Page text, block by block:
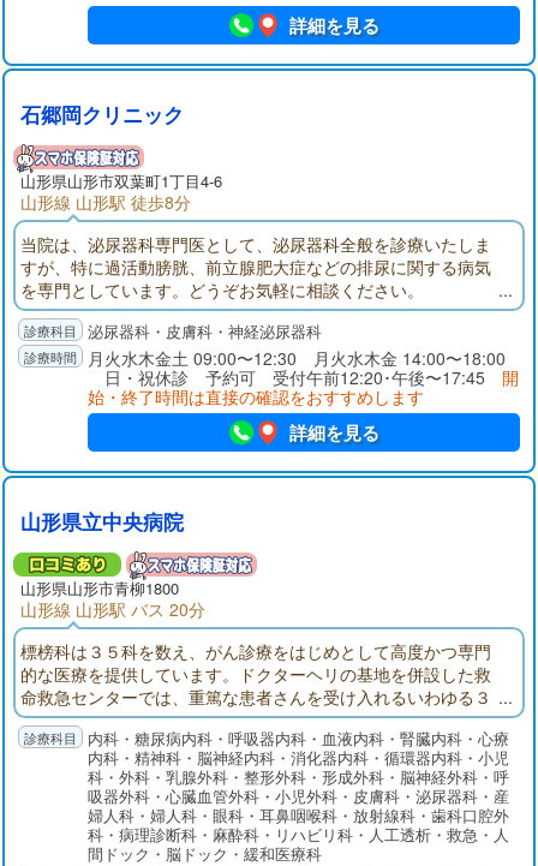
詳細を見る
石郷岡クリニック
山形県山形市双葉町1丁目4-6
山形線 山形駅 徒歩8分
当院は、泌尿器科専門医として、泌尿器科全般を診療いたしま
すが、特に過活動膀胱、前立腺肥大症などの排尿に関する病気
を専門としています。どうぞお気軽に相談ください。
泌尿器科・皮膚科・神経泌尿器科
月火水木金土 09:00〜12:30 月火水木金 14:00〜18:00
日・祝休診 予約可 受付午前12:20･午後〜17:45 開
始・終了時間は直接の確認をおすすめします
詳細を見る
山形県立中央病院
山形県山形市青柳1800
山形線 山形駅 バス 20分
標榜科は３５科を数え、がん診療をはじめとして高度かつ専門
的な医療を提供しています。ドクターヘリの基地を併設した救
命救急センターでは、重篤な患者さんを受け入れるいわゆる３
次救急医療を担っており、また総合周産期母子医療センターで
は母体・胎児・新生児の集中治療管理を行っています。その
他、都道府県がん診療連携拠点病院、基幹災害医療センター、
第一種感染症指定医療機関など社会的に重要な機能を担当して
内科・糖尿病内科・呼吸器内科・血液内科・腎臓内科・心療
内科・精神科・脳神経内科・消化器内科・循環器内科・小児
科・外科・乳腺外科・整形外科・形成外科・脳神経外科・呼
吸器外科・心臓血管外科・小児外科・皮膚科・泌尿器科・産
婦人科・婦人科・眼科・耳鼻咽喉科・放射線科・歯科口腔外
科・病理診断科・麻酔科・リハビリ科・人工透析・救急・人
間ドック・脳ドック・緩和医療科